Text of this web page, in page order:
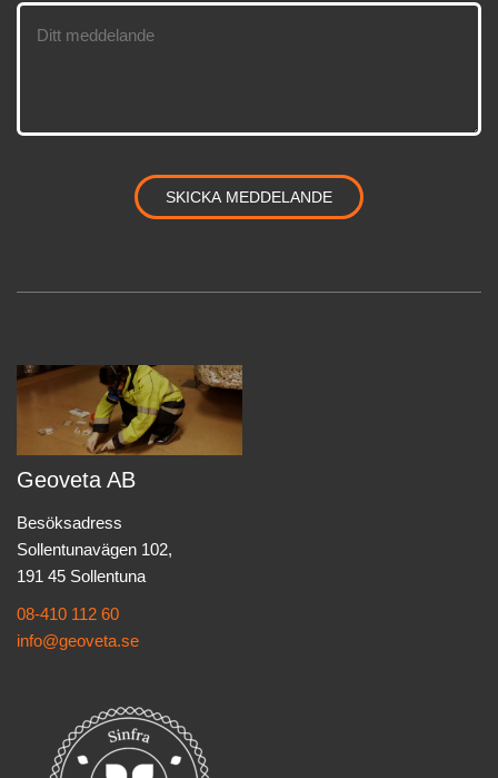
Geoveta AB
Besöksadress
Sollentunavägen 102,
191 45 Sollentuna
08-410 112 60
info@geoveta.se